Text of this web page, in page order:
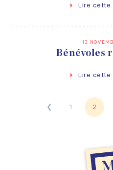
Lire cette
13
Bénévoles
Lire cette
❮ 1 2